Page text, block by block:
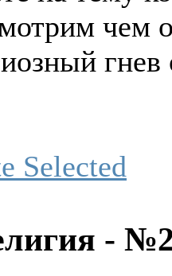
чем
гнев
-